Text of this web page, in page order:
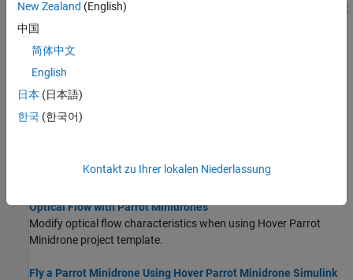
Use the Flight Simulation Simulink template to create a model that
is to be deployed on Parrot minidrone.
Using Monitor and Tune with Image Processing for Parrot
Minidrone
Use Monitor and Tune feature to analyze the image-processing
Parrot minidrone running a Simulink model.
Optical Flow with Parrot Minidrones
Modify optical flow characteristics when using Hover Parrot
Minidrone project template.
Fly a Parrot Minidrone Using Hover Parrot Minidrone Simulink
New Zealand (English)
中国
简体中文
English
日本 (日本語)
한국 (한국어)
Kontakt zu Ihrer lokalen Niederlassung